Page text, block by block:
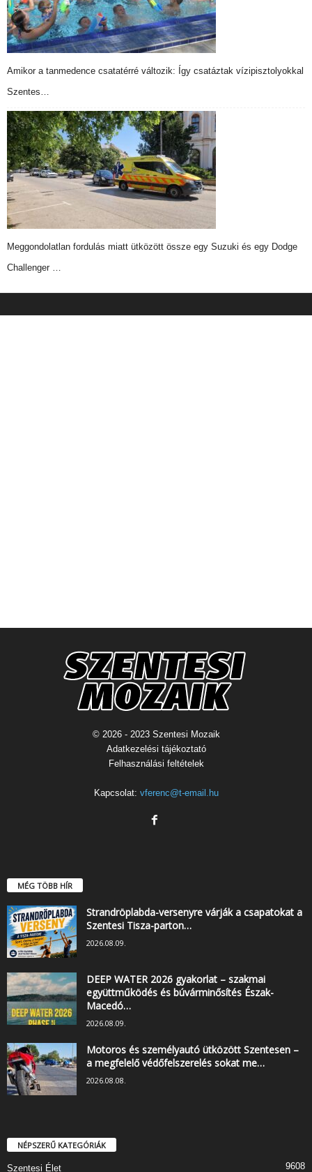
Amikor a tanmedence csatatérré változik: Így csatáztak vízipisztolyokkal
Szentes…
Meggondolatlan fordulás miatt ütközött össze egy Suzuki és egy Dodge
Challenger …
© 2026 - 2023 Szentesi Mozaik
Adatkezelési tájékoztató
Felhasználási feltételek
Kapcsolat: vferenc@t-email.hu
MÉG TÖBB HÍR
Strandröplabda-versenyre várják a csapatokat a
Szentesi Tisza-parton…
2026.08.09.
DEEP WATER 2026 gyakorlat – szakmai
együttműködés és búvárminősítés Észak-
Macedó…
2026.08.09.
Motoros és személyautó ütközött Szentesen –
a megfelelő védőfelszerelés sokat me…
2026.08.08.
NÉPSZERŰ KATEGÓRIÁK
Szentesi Élet 9608